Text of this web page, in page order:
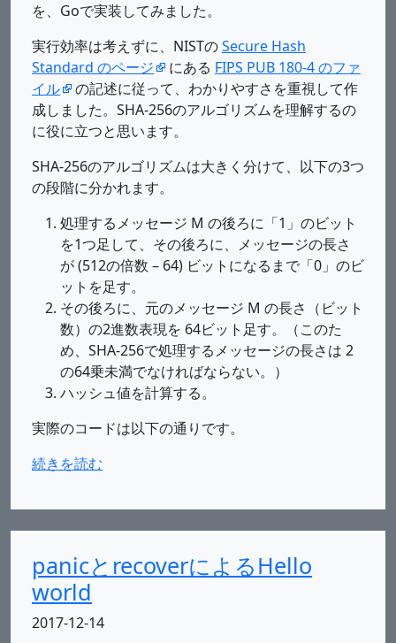
を、Goで実装してみました。
実行効率は考えずに、NISTのSecure Hash
Standard のページ
にある FIPS PUB 180-4 のファ
イル
の記述に従って、わかりやすさを重視して作
成しました。SHA-256のアルゴリズムを理解するの
に役に立つと思います。
SHA-256のアルゴリズムは大きく分けて、以下の3つ
の段階に分かれます。
処理するメッセージ M の後ろに「1」のビット
を1つ足して、その後ろに、メッセージの長さ
が (512の倍数 – 64) ビットになるまで「0」のビ
ットを足す。
その後ろに、元のメッセージ M の長さ（ビット
数）の2進数表現を 64ビット足す。（このた
め、SHA-256で処理するメッセージの長さは 2
の64乗未満でなければならない。）
ハッシュ値を計算する。
実際のコードは以下の通りです。
続きを読む
panicとrecoverによるHello
world
2017-12-14